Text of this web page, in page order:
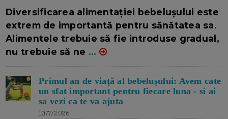
Diversificarea alimentației bebelușului este
extrem de importantă pentru sănătatea sa.
Alimentele trebuie să fie introduse gradual,
nu trebuie să ne ...
Primul an de viață al bebelușului: Avem cate
un sfat important pentru fiecare luna - si ai
sa vezi ca te va ajuta
10/7/2026